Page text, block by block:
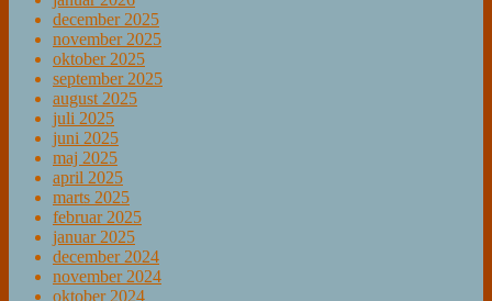
december 2025
november 2025
oktober 2025
september 2025
august 2025
juli 2025
juni 2025
maj 2025
april 2025
marts 2025
februar 2025
januar 2025
december 2024
november 2024
oktober 2024